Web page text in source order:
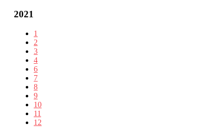
2021
1
2
3
4
6
7
8
9
10
11
12